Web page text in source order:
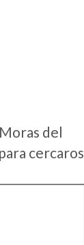
del
cercaros